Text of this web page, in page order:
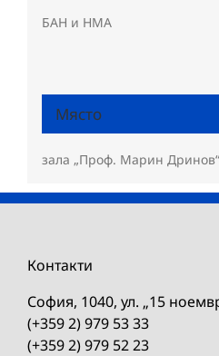
БАН и НМА
Място
зала „Проф. Марин Дринов“
Контакти
София, 1040, ул. „15
(+359 2) 979 53 33
(+359 2) 979 52 23